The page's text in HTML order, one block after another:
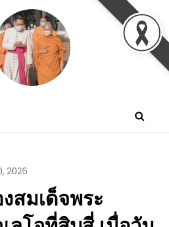
พรแก่พวกท่านท้งหลายเทอญ
สมเด็จพระ